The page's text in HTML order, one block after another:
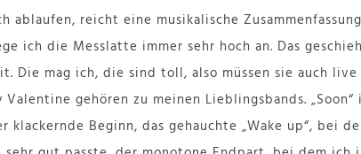
ablaufen, reicht eine musikalische
ich die Messlatte immer sehr hoch an. Das
Die mag ich, die sind toll, also müssen sie auch
Valentine gehören zu meinen Lieblingsbands.
klackernde Beginn, das gehauchte „Wake up“, bei